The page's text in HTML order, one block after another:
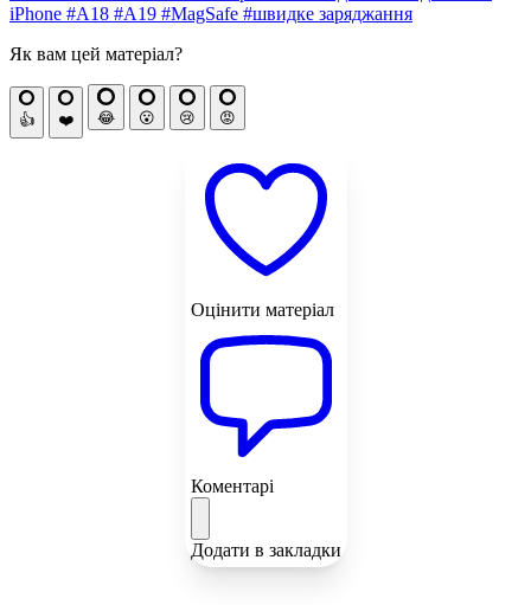
iPhone #A18 #A19 #MagSafe #швидке заряджання
Як вам цей матеріал?
👍 ❤️ 😂 😮 😢 😡
Оцінити матеріал
Коментарі
Додати в закладки